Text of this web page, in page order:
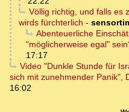
Völlig richtig, und falls es
wirds fürchterlich -
Abenteuerliche
"möglicherweise egal"
17:17
Video "Dunkle Stunde für
sich mit zunehmender Panik",
16:02